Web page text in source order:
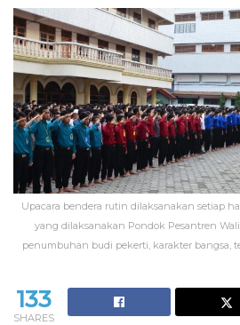
Upacara bendera rutin dilaksanakan setiap
yang dilaksanakan Pondok Pesantren
penumbuhan budi pekerti, karakter bangsa,
133
SHARES